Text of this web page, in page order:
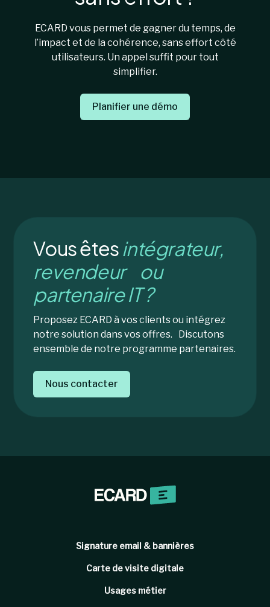
ECARD vous permet de gagner du temps, de
l’impact et de la cohérence, sans effort côté
utilisateurs. Un appel suffit pour tout
simplifier.
Planifier une démo
Vous êtes intégrateur,
revendeur ou
partenaire IT ?
Proposez ECARD à vos clients ou intégrez
notre solution dans vos offres. Discutons
ensemble de notre programme partenaires.
Nous contacter
Signature email & bannières
Carte de visite digitale
Usages métier